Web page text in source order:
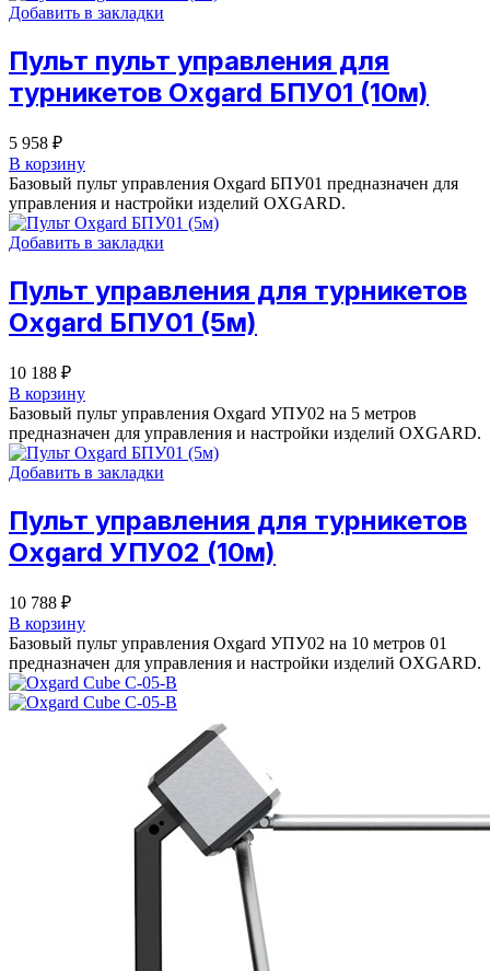
Добавить в закладки
Пульт пульт управления для
турникетов Oxgard БПУ01 (10м)
5 958 ₽
В корзину
Базовый пульт управления Oxgard БПУ01 предназначен для
управления и настройки изделий OXGARD.
Добавить в закладки
Пульт управления для турникетов
Oxgard БПУ01 (5м)
10 188 ₽
В корзину
Базовый пульт управления Oxgard УПУ02 на 5 метров
предназначен для управления и настройки изделий OXGARD.
Добавить в закладки
Пульт управления для турникетов
Oxgard УПУ02 (10м)
10 788 ₽
В корзину
Базовый пульт управления Oxgard УПУ02 на 10 метров 01
предназначен для управления и настройки изделий OXGARD.